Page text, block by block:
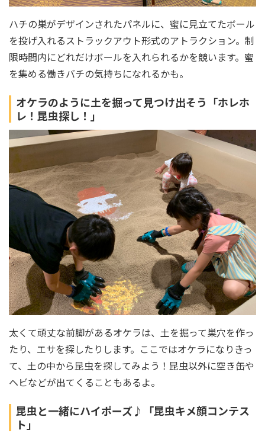
ハチの巣がデザインされたパネルに、蜜に見立てたボール
を投げ入れるストラックアウト形式のアトラクション。制
限時間内にどれだけボールを入れられるかを競います。蜜
を集める働きバチの気持ちになれるかも。
オケラのように土を掘って見つけ出そう「ホレホ
レ！昆虫探し！」
太くて頑丈な前脚があるオケラは、土を掘って巣穴を作っ
たり、エサを探したりします。ここではオケラになりきっ
て、土の中から昆虫を探してみよう！昆虫以外に空き缶や
ヘビなどが出てくることもあるよ。
昆虫と一緒にハイポーズ♪「昆虫キメ顔コンテス
ト」